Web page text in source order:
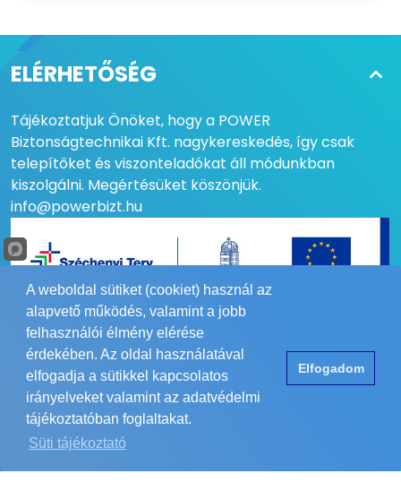
ELÉRHETŐSÉG
Tájékoztatjuk Önöket, hogy a POWER
Biztonságtechnikai Kft. nagykereskedés, így csak
telepítőket és viszonteladókat áll módunkban
kiszolgálni. Megértésüket köszönjük.
info@powerbizt.hu
RÓLUNK
HASZNOS
A weboldal sütiket (cookiet) használ az
alapvető működés, valamint a jobb
felhasználói élmény elérése
érdekében. Az oldal használatával
elfogadja a sütikkel kapcsolatos
irányelveket valamint az adatvédelmi
tájékoztatóban foglaltakat.
Süti tájékoztató
Elfogadom